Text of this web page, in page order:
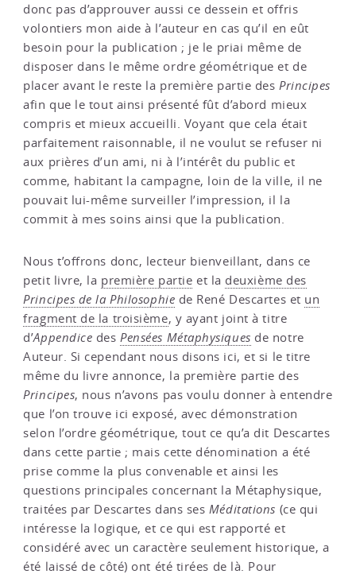
donc pas d’approuver aussi ce dessein et offris
volontiers mon aide à l’auteur en cas qu’il en eût
besoin pour la publication ; je le priai même de
disposer dans le même ordre géométrique et de
placer avant le reste la première partie desPrincipes
afin que le tout ainsi présenté fût d’abord mieux
compris et mieux accueilli. Voyant que cela était
parfaitement raisonnable, il ne voulut se refuser ni
aux prières d’un ami, ni à l’intérêt du public et
comme, habitant la campagne, loin de la ville, il ne
pouvait lui-même surveiller l’impression, il la
commit à mes soins ainsi que la publication.
Nous t’offrons donc, lecteur bienveillant, dans ce
petit livre, la première partie et la deuxième des
Principes de la Philosophie de René Descartes et un
fragment de la troisième, y ayant joint à titre
d’Appendice desPensées Métaphysiques de notre
Auteur. Si cependant nous disons ici, et si le titre
même du livre annonce, la première partie des
Principes, nous n’avons pas voulu donner à entendre
que l’on trouve ici exposé, avec démonstration
selon l’ordre géométrique, tout ce qu’a dit Descartes
dans cette partie ; mais cette dénomination a été
prise comme la plus convenable et ainsi les
questions principales concernant la Métaphysique,
traitées par Descartes dans ses Méditations (ce qui
intéresse la logique, et ce qui est rapporté et
considéré avec un caractère seulement historique, a
été laissé de côté) ont été tirées de là. Pour